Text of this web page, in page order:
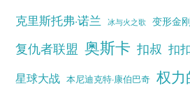
克里斯托弗·诺兰 冰与火之歌 变形金刚
复仇者联盟 奥斯卡 扣叔 扣
星球大战 本尼迪克特·康伯巴奇 权力